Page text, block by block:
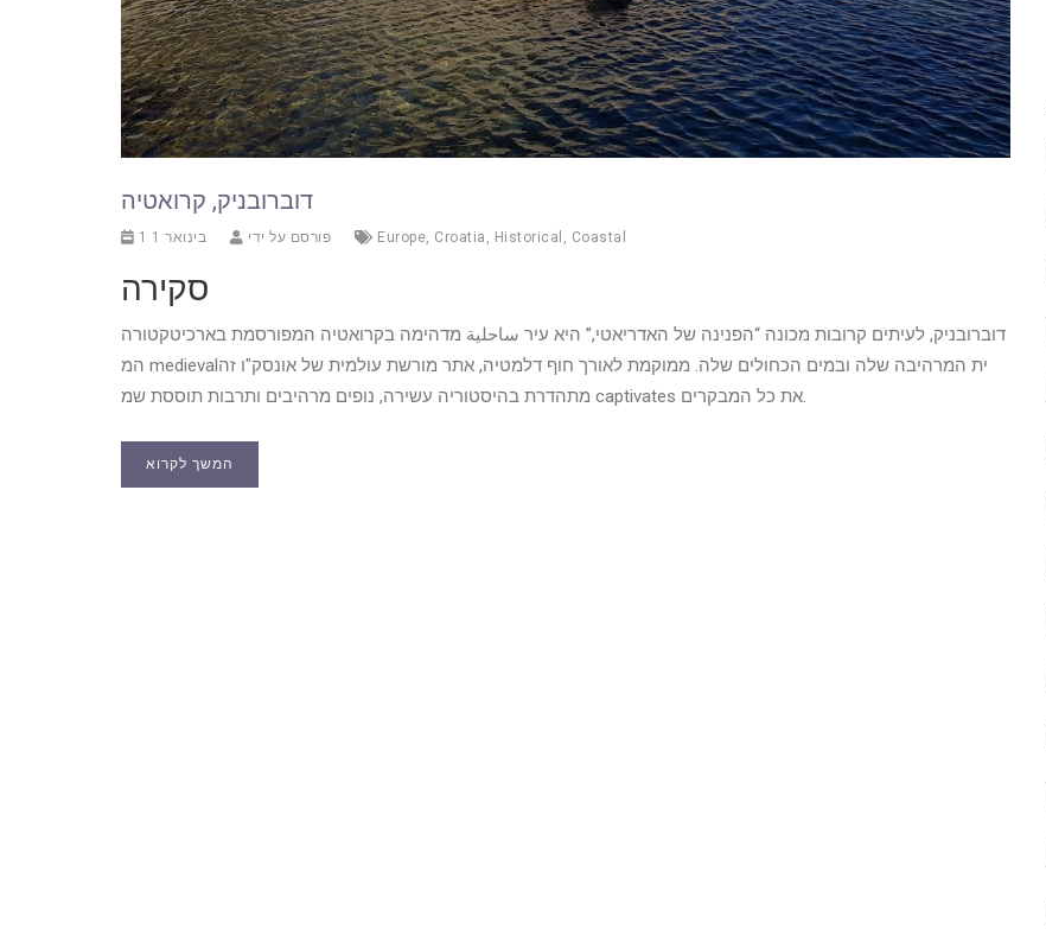
דוברובניק, קרואטיה
1 בינואר 1 פורסם על ידי Europe, Croatia , Historical , Coastal
סקירה
דוברובניק, לעיתים קרובות מכונה “הפנינה של האדריאטי,” היא עיר ساحلية מדהימה בקרואטיה המפורסמת בארכיטקטורה
המ medievalית המרהיבה שלה ובמים הכחולים שלה. ממוקמת לאורך חוף דלמטיה, אתר מורשת עולמית של אונסק"ו זה
מתהדרת בהיסטוריה עשירה, נופים מרהיבים ותרבות תוססת שמ captivates את כל המבקרים.
המשך לקרוא